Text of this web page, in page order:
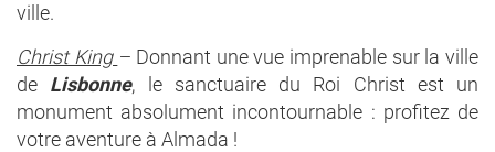
ville.
Christ King – Donnant une vue imprenable sur la ville
de Lisbonne, le sanctuaire du Roi Christ est un
monument absolument incontournable : profitez de
votre aventure à Almada !